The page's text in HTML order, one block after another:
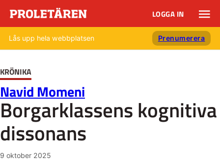
LOGGA IN
Lås upp hela webbplatsen Prenumerera
KRÖNIKA
Navid Momeni
Borgarklassens kognitiva
dissonans
9 oktober 2025